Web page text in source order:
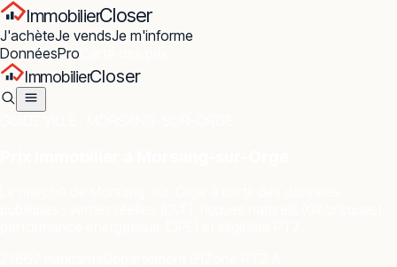
ImmobilierCloser
J'achèteJe vendsJe m'informe
DonnéesPro
ImmobilierCloser